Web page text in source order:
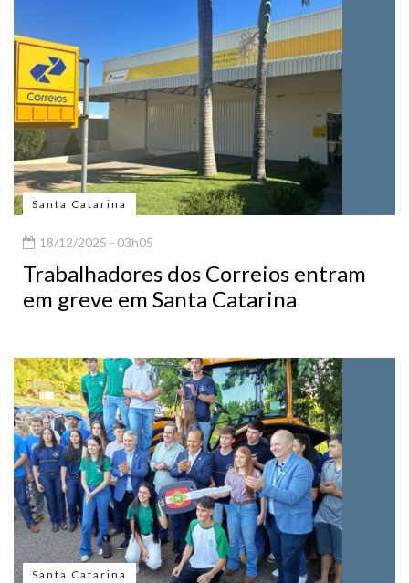
Santa Catarina
18/12/2025 - 03h05
Trabalhadores dos Correios entram
em greve em Santa Catarina
Santa Catarina